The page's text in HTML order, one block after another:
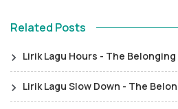
Related Posts
Lirik Lagu Hours - The
Lirik Lagu Slow Down - The